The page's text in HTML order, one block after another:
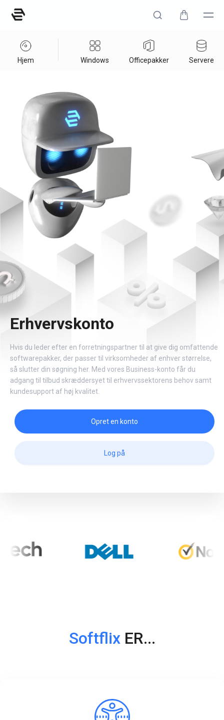
Hjem Windows Officepakker Servere
Erhvervskonto
Hvis du leder efter en forretningspartner til at give dig omfattende
softwarepakker, der passer til virksomheder af enhver størrelse,
så slutter din søgning her. Med vores Business-konto får du
adgang til tilbud skræddersyet til erhvervssektorens behov samt
kundesupport af høj kvalitet.
Opret en konto
Log på
Softflix ER...